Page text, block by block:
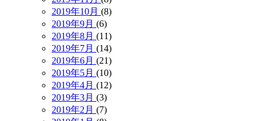
2019年10月 (8)
2019年9月 (6)
2019年8月 (11)
2019年7月 (14)
2019年6月 (21)
2019年5月 (10)
2019年4月 (12)
2019年3月 (3)
2019年2月 (7)